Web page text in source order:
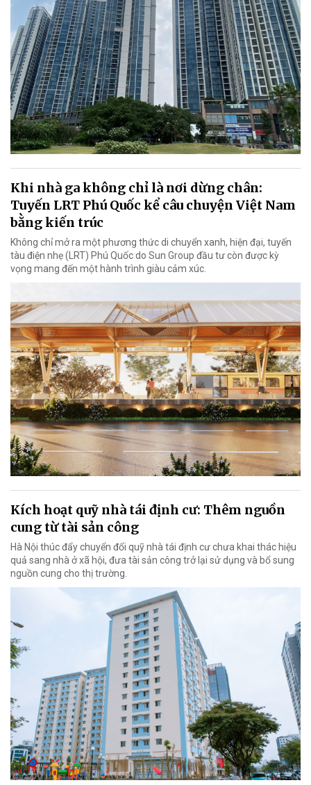
Khi nhà ga không chỉ là nơi dừng chân:
Tuyến LRT Phú Quốc kể câu chuyện Việt Nam
bằng kiến trúc
Không chỉ mở ra một phương thức di chuyển xanh, hiện đại, tuyến
tàu điện nhẹ (LRT) Phú Quốc do Sun Group đầu tư còn được kỳ
vọng mang đến một hành trình giàu cảm xúc.
Kích hoạt quỹ nhà tái định cư: Thêm nguồn
cung từ tài sản công
Hà Nội thúc đẩy chuyển đổi quỹ nhà tái định cư chưa khai thác hiệu
quả sang nhà ở xã hội, đưa tài sản công trở lại sử dụng và bổ sung
nguồn cung cho thị trường.